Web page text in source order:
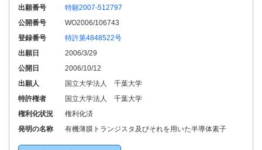
出願番号
特願2007-512797
公開番号
WO2006/106743
登録番号
特許第4848522号
出願日
2006/3/29
公開日
2006/10/12
出願人
国立大学法人 千葉大学
特許権者
国立大学法人 千葉大学
権利化状況
権利化済
発明の名称
有機薄膜トランジスタ及びそれを用いた半導体素子